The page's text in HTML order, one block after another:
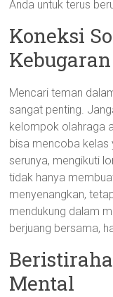
Anda untuk terus
Koneksi
Mencari teman
sangat penting.
kelompok olahraga
bisa mencoba kelas
serunya, mengikuti
tidak hanya
menyenangkan,
mendukung dalam
berjuang bersama,
Mental